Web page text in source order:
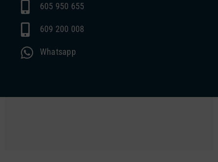
605 950 655
609 200 008
Whatsapp